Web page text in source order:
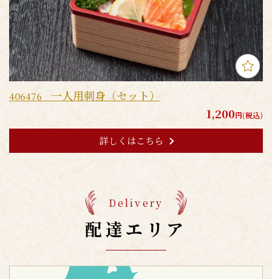
406476 一人用刺身（セット）
1,200円(税込)
詳しくはこちら
Delivery
配達エリア